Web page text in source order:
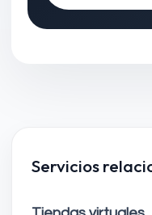
Servicios